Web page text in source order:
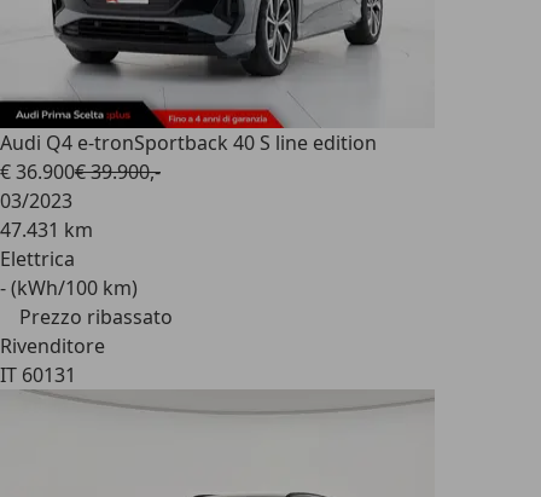
Audi Q4 e-tronSportback 40 S line edition
€ 36.900€ 39.900,-
03/2023
47.431 km
Elettrica
- (kWh/100 km)
Prezzo ribassato
Rivenditore
IT 60131